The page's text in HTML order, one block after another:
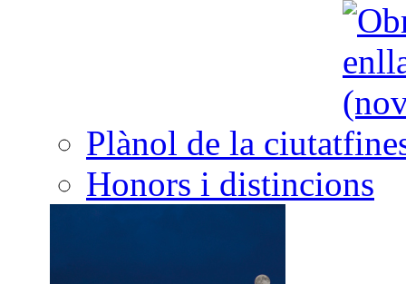
Plànol de la ciutat
Honors i distincions